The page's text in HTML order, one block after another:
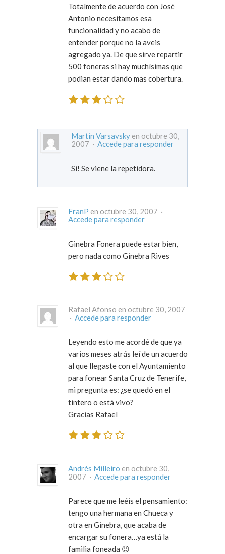
Totalmente de acuerdo con José
Antonio necesitamos esa
funcionalidad y no acabo de
entender porque no la aveis
agregado ya. De que sirve repartir
500 foneras si hay muchísimas que
podian estar dando mas cobertura.
Martin Varsavsky en octubre 30,
2007 · Accede para responder
Si! Se viene la repetidora.
FranP
en octubre 30, 2007 ·
Accede para responder
Ginebra Fonera puede estar bien,
pero nada como Ginebra Rives
Rafael Afonso en octubre 30, 2007
· Accede para responder
Leyendo esto me acordé de que ya
varios meses atrás leí de un acuerdo
al que llegaste con el Ayuntamiento
para fonear Santa Cruz de Tenerife,
mi pregunta es: ¿se quedó en el
tintero o está vivo?
Gracias Rafael
Andrés Milleiro en octubre 30,
2007 · Accede para responder
Parece que me leéis el pensamiento:
tengo una hermana en Chueca y
otra en Ginebra, que acaba de
encargar su fonera…ya está la
familia foneada 😉